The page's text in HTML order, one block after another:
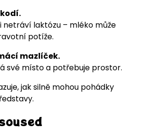
netráví laktózu – mléko může
potíže.
mazlíček.
své místo a potřebuje prostor.
jak silně mohou pohádky